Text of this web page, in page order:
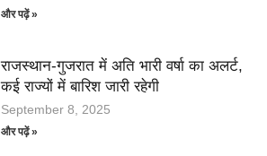
और पढ़ें »
राजस्थान-गुजरात में अति भारी वर्षा का अलर्ट,
कई राज्यों में बारिश जारी रहेगी
September 8, 2025
और पढ़ें »